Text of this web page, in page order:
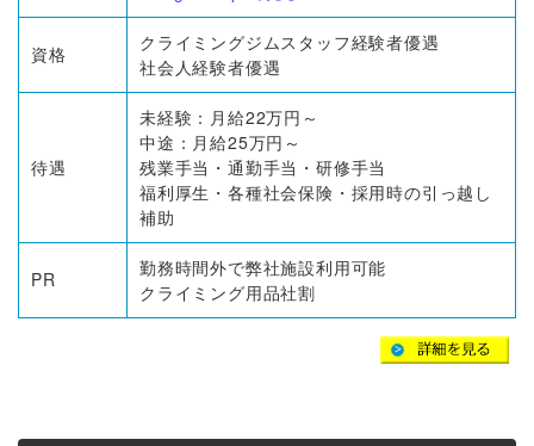
資格
クライミングジムスタッフ経験者優遇
社会人経験者優遇
待遇
未経験：月給22万円～
中途：月給25万円～
残業手当・通勤手当・研修手当
福利厚生・各種社会保険・採用時の引っ越し
補助
PR
勤務時間外で弊社施設利用可能
クライミング用品社割